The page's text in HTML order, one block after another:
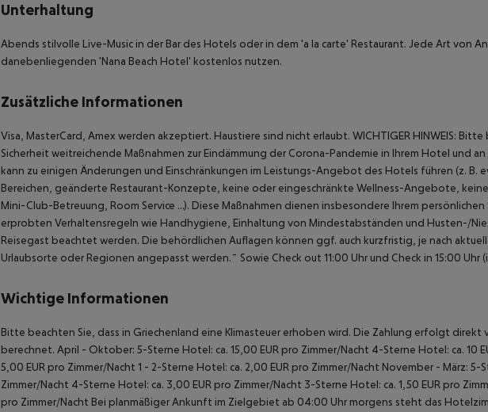
Unterhaltung
Abends stilvolle Live-Music in der Bar des Hotels oder in dem 'a la carte' Restaurant. Jede Art von
danebenliegenden 'Nana Beach Hotel' kostenlos nutzen.
Zusätzliche Informationen
Visa, MasterCard, Amex werden akzeptiert. Haustiere sind nicht erlaubt. WICHTIGER HINWEIS: Bitte
Sicherheit weitreichende Maßnahmen zur Eindämmung der Corona-Pandemie in Ihrem Hotel und
kann zu einigen Änderungen und Einschränkungen im Leistungs-Angebot des Hotels führen (z. B.
Bereichen, geänderte Restaurant-Konzepte, keine oder eingeschränkte Wellness-Angebote,
Mini-Club-Betreuung, Room Service …). Diese Maßnahmen dienen insbesondere Ihrem persönlichen
erprobten Verhaltensregeln wie Handhygiene, Einhaltung von Mindestabständen und Husten-/
Reisegast beachtet werden. Die behördlichen Auflagen können ggf. auch kurzfristig, je nach
Urlaubsorte oder Regionen angepasst werden.¯ Sowie Check out 11:00 Uhr und Check in 15:00 Uhr
Wichtige Informationen
Bitte beachten Sie, dass in Griechenland eine Klimasteuer erhoben wird. Die Zahlung erfolgt direkt
berechnet. April - Oktober: 5-Sterne Hotel: ca. 15,00 EUR pro Zimmer/Nacht 4-Sterne Hotel: ca. 10
5,00 EUR pro Zimmer/Nacht 1 - 2-Sterne Hotel: ca. 2,00 EUR pro Zimmer/Nacht November - März: 5-
Zimmer/Nacht 4-Sterne Hotel: ca. 3,00 EUR pro Zimmer/Nacht 3-Sterne Hotel: ca. 1,50 EUR pro
pro Zimmer/Nacht Bei planmäßiger Ankunft im Zielgebiet ab 04:00 Uhr morgens steht das